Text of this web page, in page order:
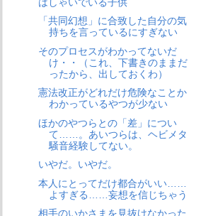
「共同幻想」に合致した自分の気
持ちを言っているにすぎない
そのプロセスがわかってないだ
け・・（これ、下書きのままだ
ったから、出しておくわ）
憲法改正がどれだけ危険なことか
わかっているやつが少ない
ほかのやつらとの「差」につい
て……。あいつらは、ヘビメタ
騒音経験してない。
いやだ。いやだ。
本人にとってだけ都合がいい……
よすぎる……妄想を信じちゃう
相手のいかさまを見抜けなかった